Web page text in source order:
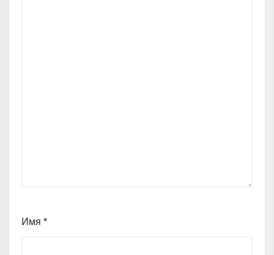
Имя *